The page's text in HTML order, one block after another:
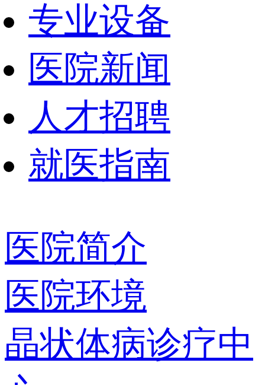
专业设备
医院新闻
人才招聘
就医指南
医院简介
医院环境
晶状体病诊疗中